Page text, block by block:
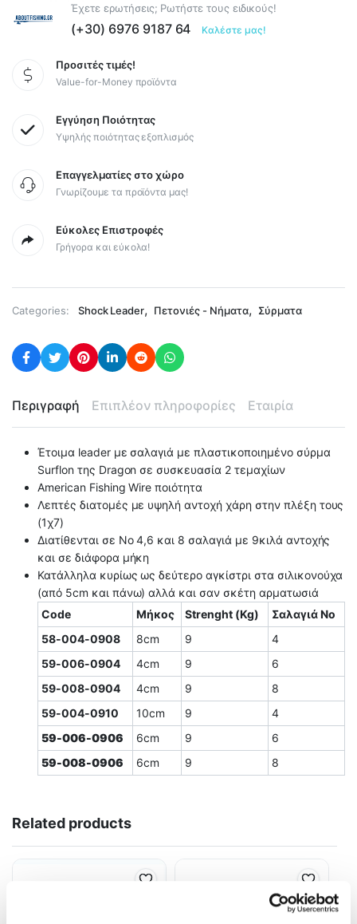
Έχετε ερωτήσεις; Ρωτήστε τους ειδικούς!
(+30) 6976 9187 64 Καλέστε μας!
Προσιτές τιμές!
Value-for-Money προϊόντα
Εγγύηση Ποιότητας
Υψηλής ποιότητας εξοπλισμός
Επαγγελματίες στο χώρο
Γνωρίζουμε τα προϊόντα μας!
Εύκολες Επιστροφές
Γρήγορα και εύκολα!
Categories: Shock Leader, Πετονιές - Νήματα, Σύρματα
Περιγραφή Επιπλέον πληροφορίες Εταιρία
Έτοιμα leader με σαλαγιά με πλαστικοποιημένο σύρμα
Surflon της Dragon σε συσκευασία 2 τεμαχίων
American Fishing Wire ποιότητα
Λεπτές διατομές με υψηλή αντοχή χάρη στην πλέξη τους
(1χ7)
Διατίθενται σε Νο 4,6 και 8 σαλαγιά με 9κιλά αντοχής
και σε διάφορα μήκη
Κατάλληλα κυρίως ως δεύτερο αγκίστρι στα σιλικονούχα
(από 5cm και πάνω) αλλά και σαν σκέτη αρματωσιά
Code
Μήκος Strenght (Kg)
Σαλαγιά Νο
58-004-0908
8cm 9
4
59-006-0904
4cm 9
6
59-008-0904
4cm 9
8
59-004-0910
10cm 9
4
59-006-0906
6cm 9
6
59-008-0906
6cm 9 8
Related products